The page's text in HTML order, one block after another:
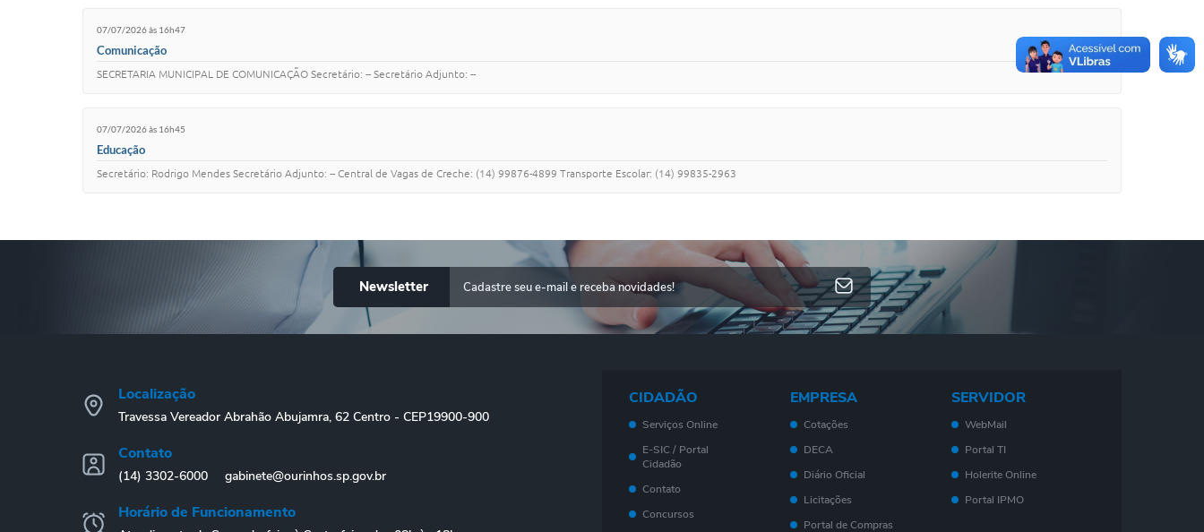
07/07/2026 às 16h47
Comunicação
SECRETARIA MUNICIPAL DE COMUNICAÇÃO Secretário: -- Secretário Adjunto: --
07/07/2026 às 16h45
Educação
Secretário: Rodrigo Mendes Secretário Adjunto: -- Central de Vagas de Creche: (14) 99876-4899 Transporte Escolar: (14) 99835-2963
Newsletter
Localização
Travessa Vereador Abrahão Abujamra, 62 Centro - CEP19900-900
Contato
(14) 3302-6000 gabinete@ourinhos.sp.gov.br
Horário de Funcionamento
CIDADÃO
Serviços Online
E-SIC / Portal
Cidadão
Contato
Concursos
EMPRESA
Cotações
DECA
Diário Oficial
Licitações
Portal de Compras
SERVIDOR
WebMail
Portal TI
Holerite Online
Portal IPMO